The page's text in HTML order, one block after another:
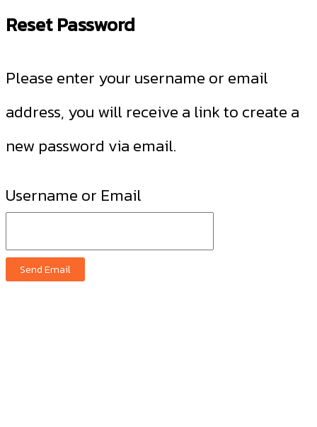
Reset Password
Please enter your username or email
address, you will receive a link to create a
new password via email.
Username or Email
Send Email